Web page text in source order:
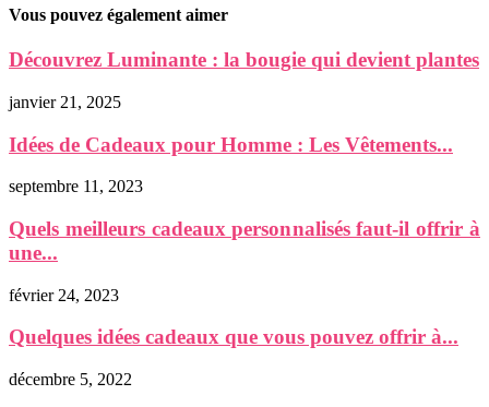
Vous pouvez également aimer
Découvrez Luminante : la bougie qui devient plantes
janvier 21, 2025
Idées de Cadeaux pour Homme : Les Vêtements...
septembre 11, 2023
Quels meilleurs cadeaux personnalisés faut-il offrir à
une...
février 24, 2023
Quelques idées cadeaux que vous pouvez offrir à...
décembre 5, 2022